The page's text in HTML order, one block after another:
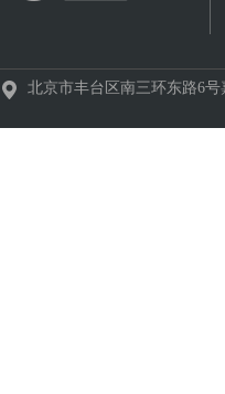
北京市丰台区南三环东路6